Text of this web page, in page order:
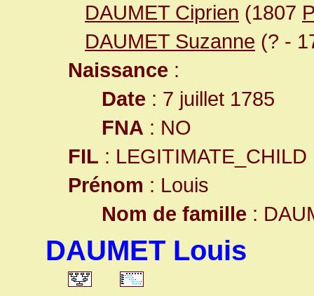
DAUMET Ciprien (1807
DAUMET Suzanne (? -
Naissance :
Date : 7 juillet 1785
FNA : NO
FIL : LEGITIMATE_CHILD
Prénom : Louis
Nom de famille :
DAUMET Louis